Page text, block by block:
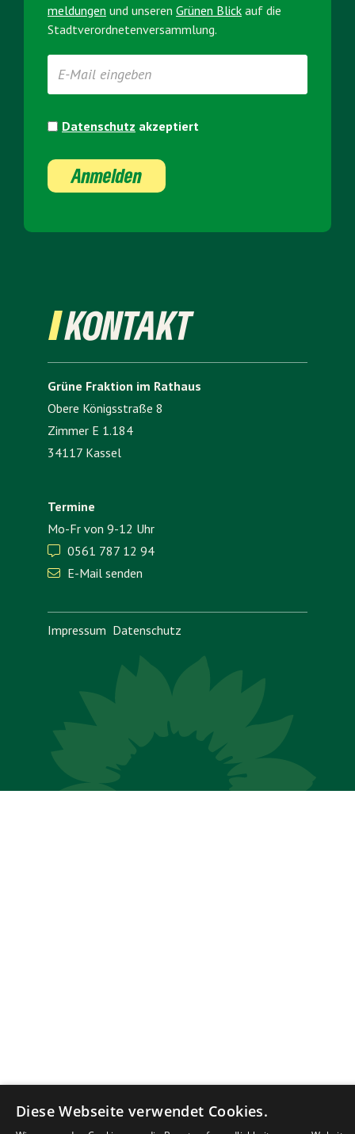
meldungen und unseren Grünen Blick auf die
Stadt­verordneten­versammlung.
Datenschutz akzeptiert
Anmelden
KONTAKT
Grüne Fraktion im Rathaus
Obere Königsstraße 8
Zimmer E 1.184
34117 Kassel
Termine
Mo-Fr von 9-12 Uhr
 0561 787 12 94
 E-Mail senden
Impressum Datenschutz
Diese Webseite verwendet Cookies.